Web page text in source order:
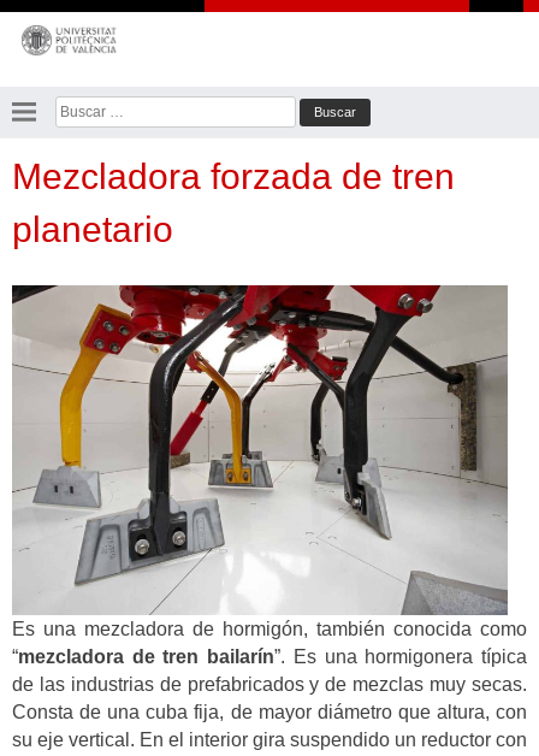
Saltar
contenido
Buscar:
Mezcladora forzada de tren
planetario
Es una mezcladora de hormigón, también conocida como
“mezcladora de tren bailarín”. Es una hormigonera típica
de las industrias de prefabricados y de mezclas muy secas.
Consta de una cuba fija, de mayor diámetro que altura, con
su eje vertical. En el interior gira suspendido un reductor con